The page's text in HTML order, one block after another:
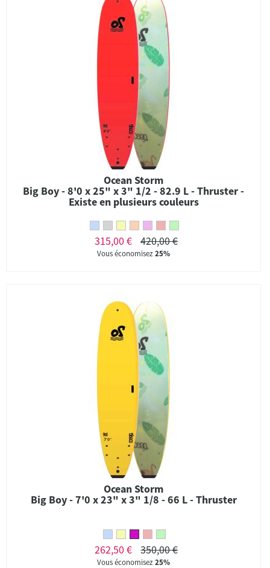
Ocean Storm
Big Boy - 8'0 x 25" x 3" 1/2 - 82.9 L - Thruster -
Existe en plusieurs couleurs
315,00 € 420,00 €
Vous économisez25%
Ocean Storm
Big Boy - 7'0 x 23" x 3" 1/8 - 66 L - Thruster
262,50 € 350,00 €
Vous économisez25%